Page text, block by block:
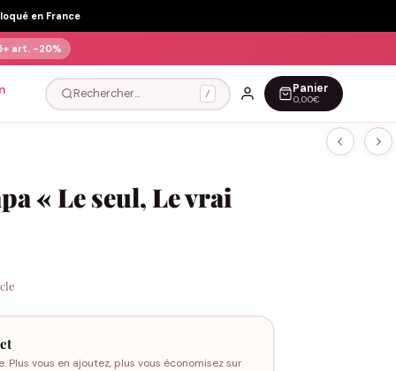
en France
art. -20%
Rechercher… / Panier
0,00€
« Le seul, Le vrai
vous en ajoutez, plus vous économisez sur